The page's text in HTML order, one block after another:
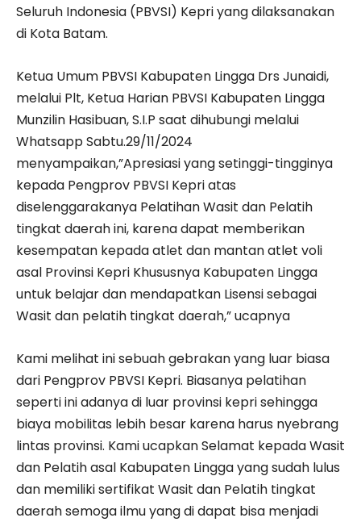
Seluruh Indonesia (PBVSI) Kepri yang dilaksanakan
di Kota Batam.
Ketua Umum PBVSI Kabupaten Lingga Drs Junaidi,
melalui Plt, Ketua Harian PBVSI Kabupaten Lingga
Munzilin Hasibuan, S.I.P saat dihubungi melalui
Whatsapp Sabtu.29/11/2024
menyampaikan,”Apresiasi yang setinggi-tingginya
kepada Pengprov PBVSI Kepri atas
diselenggarakanya Pelatihan Wasit dan Pelatih
tingkat daerah ini, karena dapat memberikan
kesempatan kepada atlet dan mantan atlet voli
asal Provinsi Kepri Khususnya Kabupaten Lingga
untuk belajar dan mendapatkan Lisensi sebagai
Wasit dan pelatih tingkat daerah,” ucapnya
Kami melihat ini sebuah gebrakan yang luar biasa
dari Pengprov PBVSI Kepri. Biasanya pelatihan
seperti ini adanya di luar provinsi kepri sehingga
biaya mobilitas lebih besar karena harus nyebrang
lintas provinsi. Kami ucapkan Selamat kepada Wasit
dan Pelatih asal Kabupaten Lingga yang sudah lulus
dan memiliki sertifikat Wasit dan Pelatih tingkat
daerah semoga ilmu yang di dapat bisa menjadi